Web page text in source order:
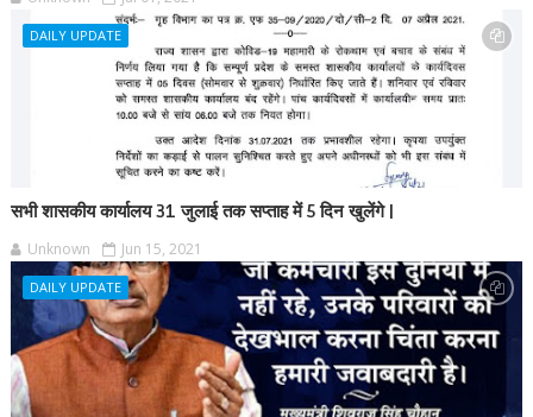
DAILY UPDATE
सभी शासकीय कार्यालय 31 जुलाई तक सप्ताह में 5 दिन खुलेंगे |
Unknown Jun 15, 2021
DAILY UPDATE